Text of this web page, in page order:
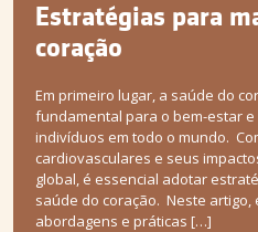
Estratégias para
coração
Em primeiro lugar, a saúde do
fundamental para o bem-estar
indivíduos em todo o mundo.
cardiovasculares e seus
global, é essencial adotar
saúde do coração. Neste
abordagens e práticas […]